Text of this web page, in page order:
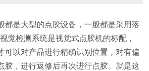
都是大型的点胶设备，一般都是采用落
觉检测系统是视觉式点胶机的标配，
可以对产品进行精确识别位置，对有偏
胶，进行返修后再次进行点胶。就是这